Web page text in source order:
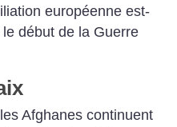
européenne est-
début de la Guerre
Afghanes continuent